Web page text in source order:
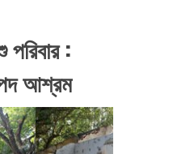
পরিবার :
আশ্রম